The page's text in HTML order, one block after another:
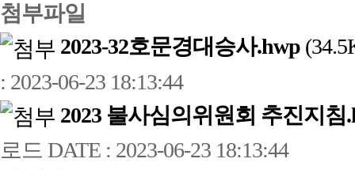
첨부파일
2023-32호문경대승사.hwp
: 2023-06-23 18:13:44
2023 불사심의위원회 추진지침
로드 DATE : 2023-06-23 18:13:44